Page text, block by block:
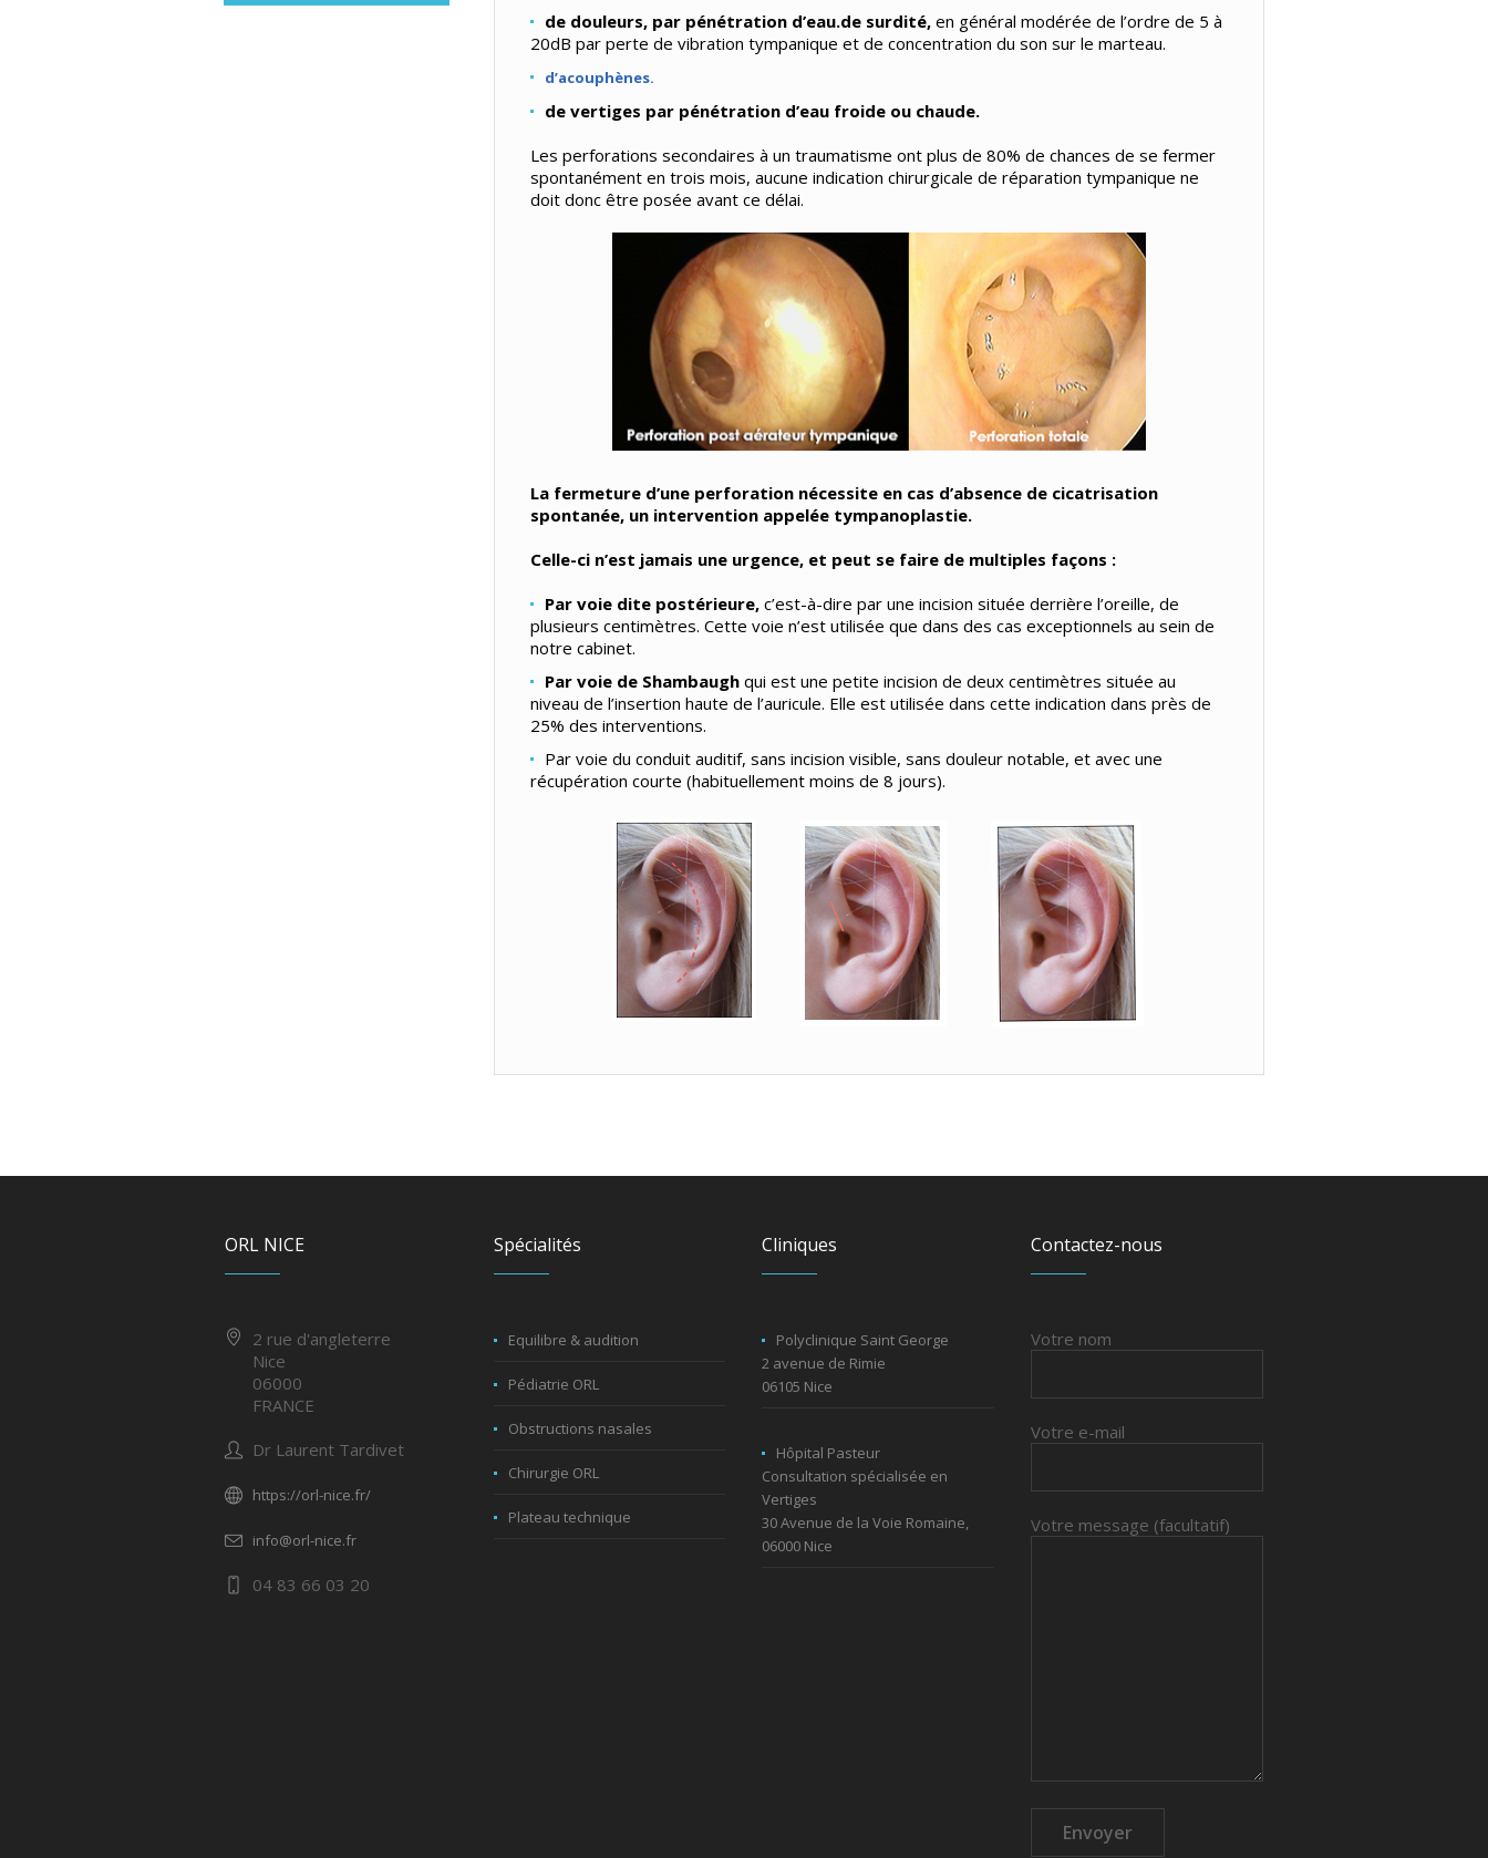
de douleurs, par pénétration d’eau.de surdité, en général modérée de l’ordre de 5 à
20dB par perte de vibration tympanique et de concentration du son sur le marteau.
d’acouphènes.
de vertiges par pénétration d’eau froide ou chaude.
Les perforations secondaires à un traumatisme ont plus de 80% de chances de se fermer
spontanément en trois mois, aucune indication chirurgicale de réparation tympanique ne
doit donc être posée avant ce délai.
La fermeture d’une perforation nécessite en cas d’absence de cicatrisation
spontanée, un intervention appelée tympanoplastie.
Celle-ci n’est jamais une urgence, et peut se faire de multiples façons :
Par voie dite postérieure, c’est-à-dire par une incision située derrière l’oreille, de
plusieurs centimètres. Cette voie n’est utilisée que dans des cas exceptionnels au sein de
notre cabinet.
Par voie de Shambaugh qui est une petite incision de deux centimètres située au
niveau de l’insertion haute de l’auricule. Elle est utilisée dans cette indication dans près de
25% des interventions.
Par voie du conduit auditif, sans incision visible, sans douleur notable, et avec une
récupération courte (habituellement moins de 8 jours).
ORL NICE
2 rue d'angleterre
Nice
06000
FRANCE
Dr Laurent Tardivet
https://orl-nice.fr/
info@orl-nice.fr
04 83 66 03 20
Spécialités
Equilibre & audition
Pédiatrie ORL
Obstructions nasales
Chirurgie ORL
Plateau technique
Cliniques
Polyclinique Saint George
2 avenue de Rimie
06105 Nice
Hôpital Pasteur
Consultation spécialisée en
Vertiges
30 Avenue de la Voie Romaine,
06000 Nice
Contactez-nous
Votre nom
Votre e-mail
Votre message (facultatif)